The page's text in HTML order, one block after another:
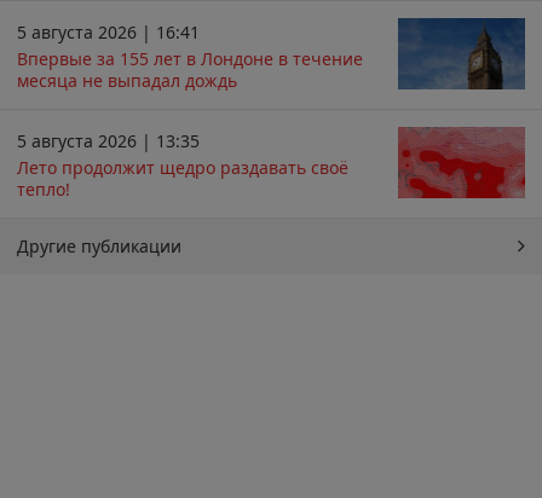
5 августа 2026 | 16:41
Впервые за 155 лет в Лондоне в течение
месяца не выпадал дождь
5 августа 2026 | 13:35
Лето продолжит щедро раздавать своё
тепло!
Другие публикации